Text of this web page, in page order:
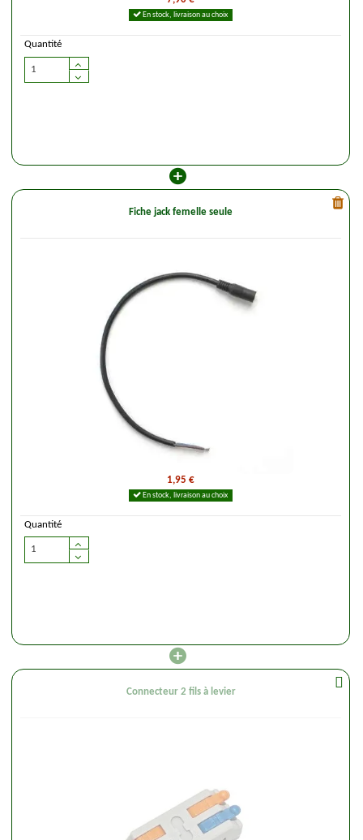
En stock, livraison au choix
Quantité
Fiche jack femelle seule
1,95 €
En stock, livraison au choix
Quantité
Connecteur 2 fils à levier